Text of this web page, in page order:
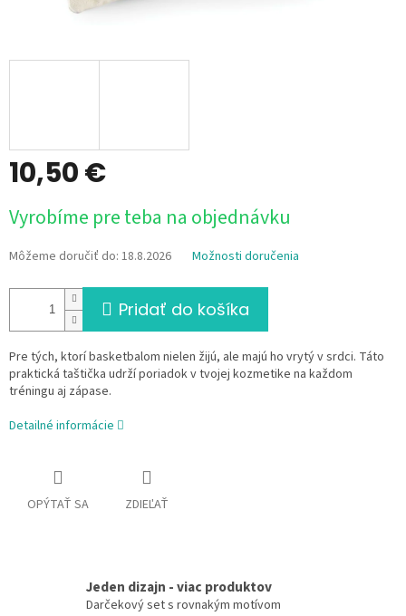
10,50 €
cena:
Vyrobíme pre teba na objednávku
Môžeme doručiť do: 18.8.2026 Možnosti doručenia
Pridať do košíka
Pre tých, ktorí basketbalom nielen žijú, ale majú ho vrytý v srdci. Táto
praktická taštička udrží poriadok v tvojej kozmetike na každom
tréningu aj zápase.
Detailné informácie
OPÝTAŤ SA ZDIEĽAŤ
Jeden dizajn - viac produktov
Darčekový set s rovnakým motívom